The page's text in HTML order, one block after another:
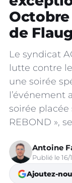
Octobre
de
Le syndicat
lutte contre
une soirée
l’événement
soirée
REBOND »,
Antoine
Publié le
Ajoutez-